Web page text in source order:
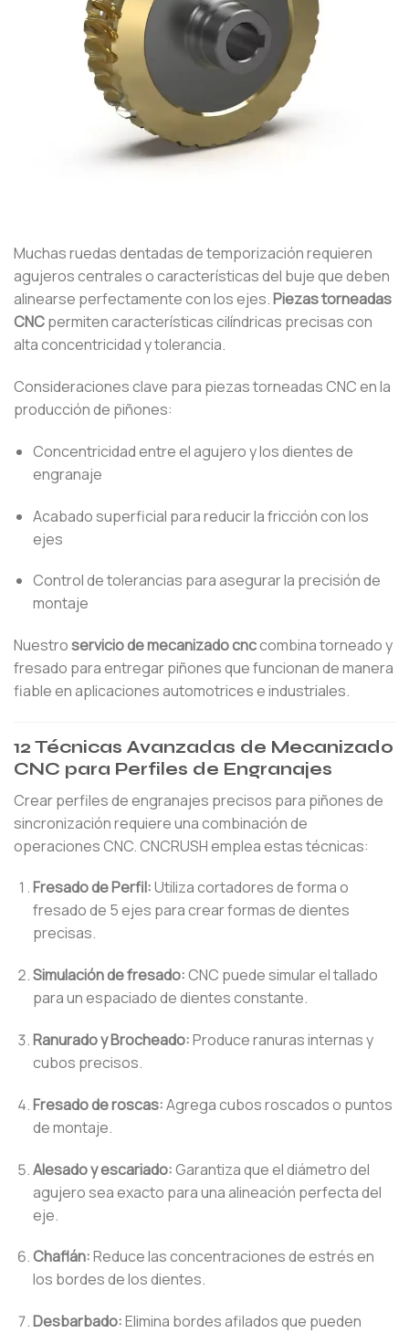
Muchas ruedas dentadas de temporización requieren
agujeros centrales o características del buje que deben
alinearse perfectamente con los ejes.Piezas torneadas
CNCpermiten características cilíndricas precisas con
alta concentricidad y tolerancia.
Consideraciones clave para piezas torneadas CNC en la
producción de piñones:
Concentricidad entre el agujero y los dientes de
engranaje
Acabado superficial para reducir la fricción con los
ejes
Control de tolerancias para asegurar la precisión de
montaje
Nuestroservicio de mecanizado cnccombina torneado y
fresado para entregar piñones que funcionan de manera
fiable en aplicaciones automotrices e industriales.
12 Técnicas Avanzadas de Mecanizado
CNC para Perfiles de Engranajes
Crear perfiles de engranajes precisos para piñones de
sincronización requiere una combinación de
operaciones CNC. CNCRUSH emplea estas técnicas:
Fresado de Perfil:Utiliza cortadores de forma o
fresado de 5 ejes para crear formas de dientes
precisas.
Simulación de fresado:CNC puede simular el tallado
para un espaciado de dientes constante.
Ranurado y Brocheado:Produce ranuras internas y
cubos precisos.
Fresado de roscas:Agrega cubos roscados o puntos
de montaje.
Alesado y escariado:Garantiza que el diámetro del
agujero sea exacto para una alineación perfecta del
eje.
Chaflán:Reduce las concentraciones de estrés en
los bordes de los dientes.
Desbarbado:Elimina bordes afilados que pueden